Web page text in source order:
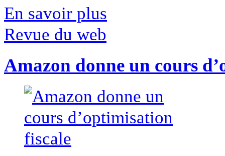
En savoir plus
Revue du web
Amazon donne un cours